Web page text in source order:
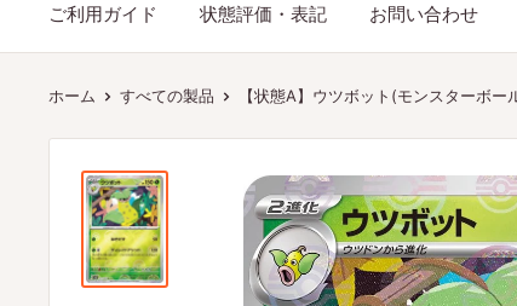
シ
ョ
ッ
ご利用ガイド 状態評価・表記 お問い合わせ
ホーム すべての製品 【状態A】ウツボット(モンスターボ